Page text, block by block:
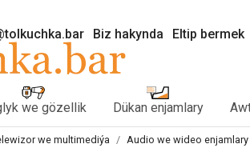
Biz hakynda Eltip bermek
we gözellik Dükan enjamlary
we multimediýa Audio we wideo enjamlary